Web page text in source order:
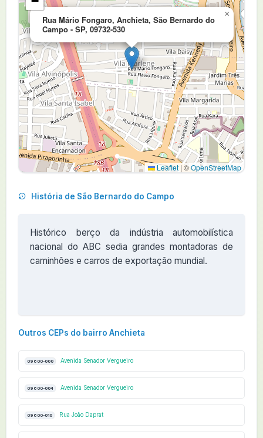
Rua Mário Fongaro, Anchieta, São Bernardo do
Campo - SP, 09732-530
×
Leaflet | ©OpenStreetMap
História de São Bernardo do Campo
Histórico berço da indústria automobilística
nacional do ABC sedia grandes montadoras de
caminhões e carros de exportação mundial.
Outros CEPs do bairro Anchieta
09600-000 Avenida Senador Vergueiro
09600-004 Avenida Senador Vergueiro
09600-010 Rua João Daprat